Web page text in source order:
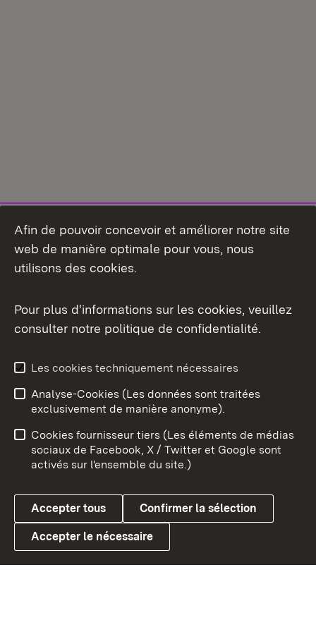
Aperçu des thèmes
Link zum Landesportal
Conseils d'utilisation
Confidentialité
Cookies
Afin de pouvoir concevoir et améliorer notre site
web de manière optimale pour vous, nous
utilisons des cookies.
Pour plus d'informations sur les cookies, veuillez
consulter notre politique de confidentialité.
Les cookies techniquement nécessaires
Analyse-Cookies (Les données sont traitées
exclusivement de manière anonyme).
Cookies fournisseur tiers (Les éléments de médias
sociaux de Facebook, X / Twitter et Google sont
activés sur l'ensemble du site.)
Accepter tous Confirmer la sélection
Accepter le nécessaire